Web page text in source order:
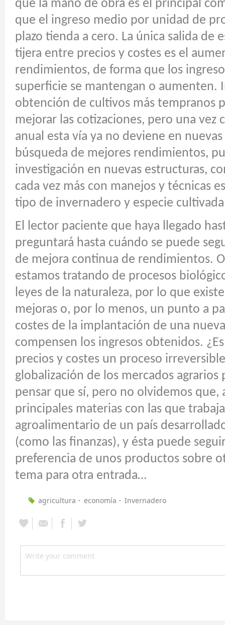
que la mano de obra es el principal
que el ingreso medio por unidad de
plazo tienda a cero. La única salida de
tijera entre precios y costes es el
rendimientos, de forma que los
superficie se mantengan o aumenten.
obtención de cultivos más tempranos
mejorar las cotizaciones, pero una
anual esta vía ya no deviene en
búsqueda de mejores rendimientos,
investigación en nuevas estructuras,
cada vez más con manejos y técnicas
tipo de invernadero y especie
El lector paciente que haya llegado
preguntará hasta cuándo se puede
de mejora continua de rendimientos.
estamos tratando de procesos
leyes de la naturaleza, por lo que
mejoras o, por lo menos, un punto a
costes de la implantación de una
compensen los ingresos obtenidos.
precios y costes un proceso
globalización de los mercados agrarios
pensar que sí, pero no olvidemos que,
principales materias con las que
agroalimentario de un país
(como las finanzas), y ésta puede
preferencia de unos productos sobre
tema para otra entrada…
agricultura economía Invernadero